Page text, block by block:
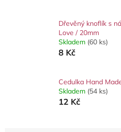
Dřevěný knoflík s
Love / 20mm
Skladem (60 ks)
8 Kč
Cedulka Hand
Skladem (54 ks)
12 Kč